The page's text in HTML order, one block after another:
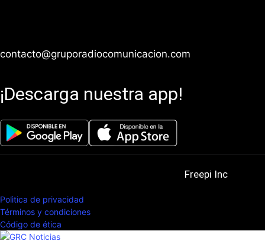
contacto@gruporadiocomunicacion.com
¡Descarga nuestra app!
Freepi Inc
Polìtica de privacidad
Términos y condiciones
Código de ética